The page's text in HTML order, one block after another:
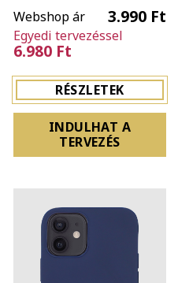
Webshop ár 3.990 Ft
Egyedi tervezéssel
6.980 Ft
RÉSZLETEK
INDULHAT A
TERVEZÉS